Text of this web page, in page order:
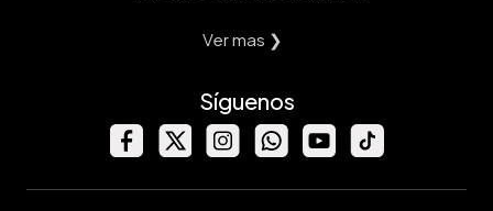
Ver mas ❯
Síguenos